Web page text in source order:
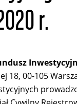
r.
18, 00-105